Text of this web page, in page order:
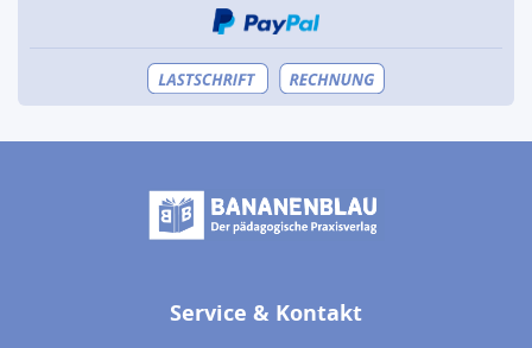
Service & Kontakt